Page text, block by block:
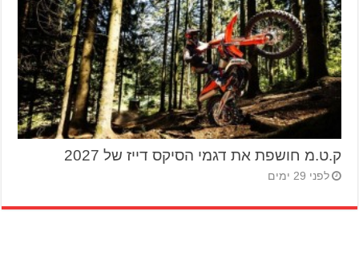
ק.ט.מ חושפת את דגמי הסיקס דייז של 2027
לפני 29 ימים